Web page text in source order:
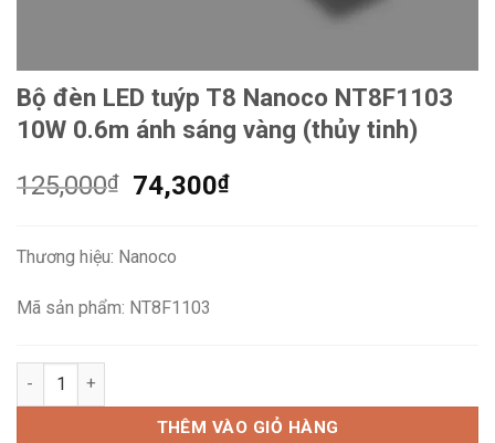
Bộ đèn LED tuýp T8 Nanoco NT8F1103
10W 0.6m ánh sáng vàng (thủy tinh)
125,000₫
Giá
125,000₫.
74,300₫Giá
Thương hiệu: Nanoco
Mã sản phẩm: NT8F1103
Bộ đèn LED tuýp T8 Nanoco NT8F1103 10W 0.6m ánh sáng
THÊM VÀO GIỎ HÀNG